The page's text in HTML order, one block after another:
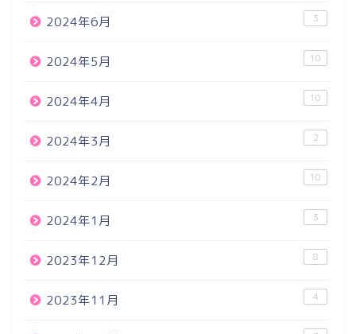
2024年6月 3
2024年5月 10
2024年4月 10
2024年3月 2
2024年2月 10
2024年1月 3
2023年12月 8
2023年11月 4